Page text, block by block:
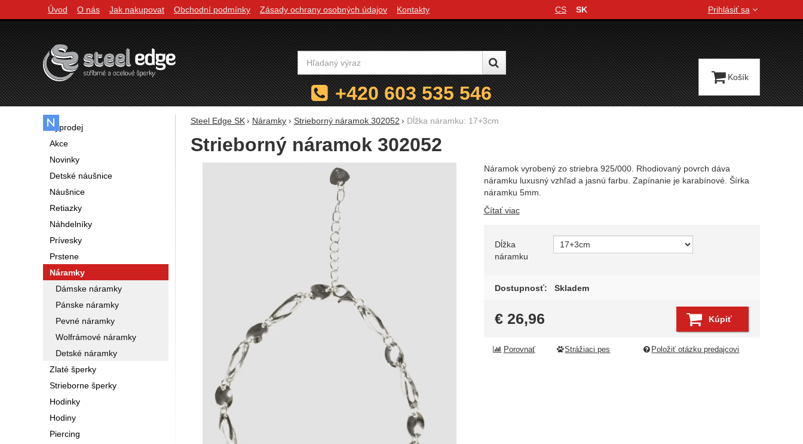
Steel Edge SK Náramky Strieborný náramok 302052 Dĺžka náramku: 17+3cm
Strieborný náramok 302052
Náramok vyrobený zo striebra 925/000. Rhodiovaný povrch dáva
náramku luxusný vzhľad a jasnú farbu. Zapínanie je karabínové. Šírka
náramku 5mm.
Čítať viac
Zvoľte variant
Dĺžka
náramku
Dostupnosť: Skladem
€ 26,96 Kúpiť
Porovnať Strážiaci pes Položiť otázku predajcovi
Výprodej
Akce
Novinky
Detské náušnice
Náušnice
Retiazky
Náhdelníky
Prívesky
Prstene
Náramky
Dámske náramky
Pánske náramky
Pevné náramky
Wolfrámové náramky
Detské náramky
Zlaté šperky
Strieborne šperky
Hodinky
Hodiny
Piercing
Navigácia
Úvod O nás Jak nakupovat Obchodní podmínky Zásady ochrany osobných údajov Kontakty
Jazyková verzia
CS SK Prihlásiť sa
Vyhľadávanie
+420 603 535 546
Košík